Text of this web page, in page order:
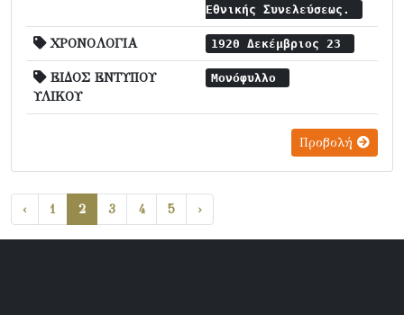
Εθνικής Συνελεύσεως.
ΧΡΟΝΟΛΟΓΙΑ 1920 Δεκέμβριος 23
ΕΙΔΟΣ ΕΝΤΥΠΟΥ
ΥΛΙΚΟΥ
Μονόφυλλο
Προβολή
‹ 1 2 3 4 5 ›